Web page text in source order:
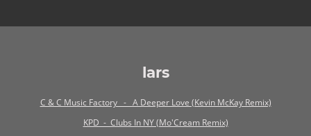
lars
C & C Music Factory - A Deeper Love (Kevin McKay Remix)
KPD - Clubs In NY (Mo'Cream Remix)